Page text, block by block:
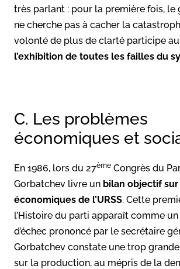
très parlant : pour la première fois, le
ne cherche pas à cacher la
volonté de plus de clarté participe
l’exhibition de toutes les failles du
C. Les problèmes
économiques et
En 1986, lors du 27ème Congrès du
Gorbatchev livre un bilan objectif
économiques de l’URSS. Cette
l’Histoire du parti apparaît comme
d’échec prononcé par le secrétaire
Gorbatchev constate une trop
sur la production, au mépris de la